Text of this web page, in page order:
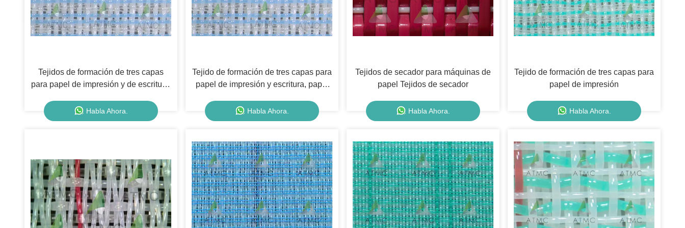
Tejidos de formación de tres capas
para papel de impresión y de escritura,
tipos de cartón
Habla Ahora.
Tejido de formación de tres capas para
papel de impresión y escritura, papel
cartón
Habla Ahora.
Tejidos de secador para máquinas de
papel Tejidos de secador
Habla Ahora.
Tejido de formación de tres capas para
papel de impresión
Habla Ahora.